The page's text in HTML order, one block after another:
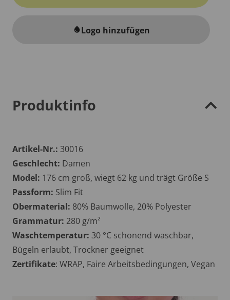
water_dropLogo hinzufügen
Produktinfo
Artikel-Nr.: 30016
Geschlecht: Damen
Model: 176 cm groß, wiegt 62 kg und trägt Größe S
Passform: Slim Fit
Obermaterial: 80% Baumwolle, 20% Polyester
Grammatur: 280 g/m²
Waschtemperatur: 30 °C schonend waschbar,
Bügeln erlaubt, Trockner geeignet
Zertifikate: WRAP, Faire Arbeitsbedingungen, Vegan